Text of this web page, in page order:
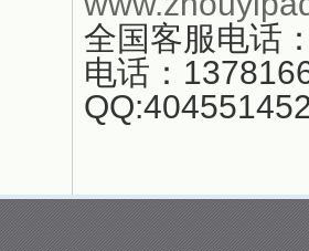
全国客服电话
电话：